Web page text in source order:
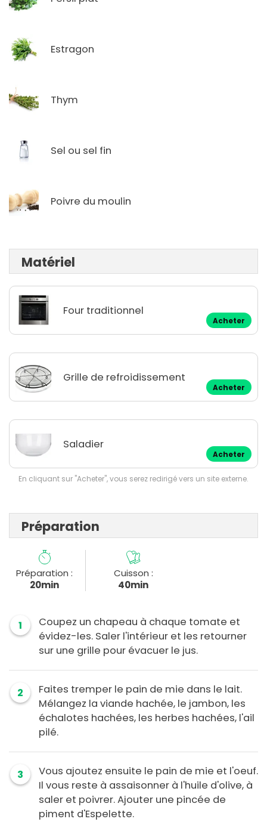
Estragon
Thym
Sel ou sel fin
Poivre du moulin
Matériel
Four traditionnel
Acheter
Grille de refroidissement
Acheter
Saladier
Acheter
En cliquant sur "Acheter", vous serez redirigé vers un site externe.
Préparation
Préparation :
20min
Cuisson :
40min
1
Coupez un chapeau à chaque tomate et
évidez-les. Saler l'intérieur et les retourner
sur une grille pour évacuer le jus.
2
Faites tremper le pain de mie dans le lait.
Mélangez la viande hachée, le jambon, les
échalotes hachées, les herbes hachées, l'ail
pilé.
3
Vous ajoutez ensuite le pain de mie et l'oeuf.
Il vous reste à assaisonner à l'huile d'olive, à
saler et poivrer. Ajouter une pincée de
piment d'Espelette.